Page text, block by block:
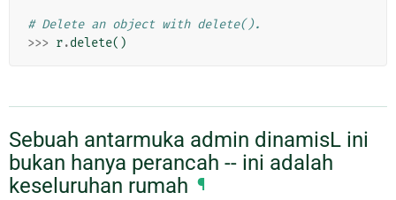
# Delete an object with delete().
>>> r.delete()
Sebuah antarmuka admin dinamisL ini
bukan hanya perancah -- ini adalah
keseluruhan rumah ¶